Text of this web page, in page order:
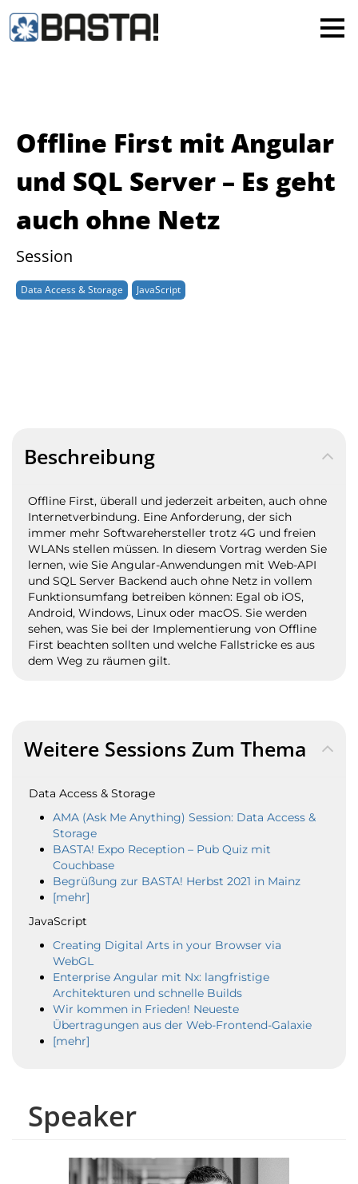
Offline First mit Angular
und SQL Server – Es geht
auch ohne Netz
Session
Data Access & Storage JavaScript
Speaker
Beschreibung
Offline First, überall und jederzeit arbeiten, auch ohne
Internetverbindung. Eine Anforderung, der sich
immer mehr Softwarehersteller trotz 4G und freien
WLANs stellen müssen. In diesem Vortrag werden Sie
lernen, wie Sie Angular-Anwendungen mit Web-API
und SQL Server Backend auch ohne Netz in vollem
Funktionsumfang betreiben können: Egal ob iOS,
Android, Windows, Linux oder macOS. Sie werden
sehen, was Sie bei der Implementierung von Offline
First beachten sollten und welche Fallstricke es aus
dem Weg zu räumen gilt.
Weitere Sessions Zum Thema
Data Access & Storage
AMA (Ask Me Anything) Session: Data Access &
Storage
BASTA! Expo Reception – Pub Quiz mit
Couchbase
Begrüßung zur BASTA! Herbst 2021 in Mainz
[mehr]
JavaScript
Creating Digital Arts in your Browser via
WebGL
Enterprise Angular mit Nx: langfristige
Architekturen und schnelle Builds
Wir kommen in Frieden! Neueste
Übertragungen aus der Web-Frontend-Galaxie
[mehr]
MAINZ
Alle